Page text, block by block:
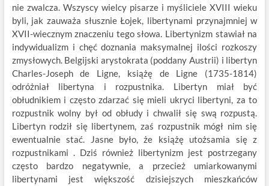
nie zwalcza. Wszyscy wielcy pisarze i myśliciele XVIII wieku
byli, jak zauważa słusznie Łojek, libertynami przynajmniej w
XVII-wiecznym znaczeniu tego słowa. Libertynizm stawiał na
indywidualizm i chęć doznania maksymalnej ilości rozkoszy
zmysłowych. Belgijski arystokrata (poddany Austrii) i libertyn
Charles-Joseph de Ligne, książę de Ligne (1735-1814)
odróżniał libertyna i rozpustnika. Libertyn miał być
obłudnikiem i często zdarzać się mieli ukryci libertyni, za to
rozpustnik wolny był od obłudy i chwalił się swą rozpustą.
Libertyn rodził się libertynem, zaś rozpustnik mógł nim się
ewentualnie stać. Jasne było, że książę utożsamia się z
rozpustnikami . Dziś również libertynizm jest postrzegany
często bardzo negatywnie, a przecież umiarkowanymi
libertynami jest większość dzisiejszych mieszkańców